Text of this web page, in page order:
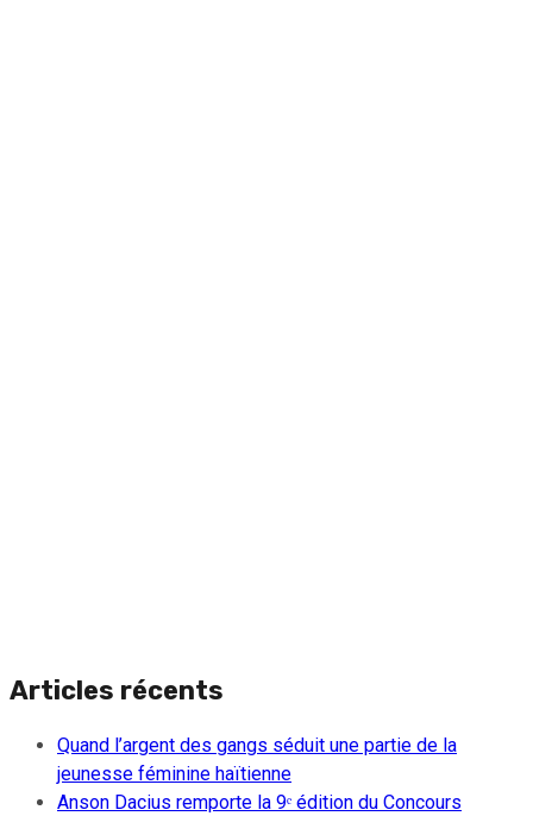
Articles récents
Quand l’argent des gangs séduit une partie de la
jeunesse féminine haïtienne
Anson Dacius remporte la 9ᵉ édition du Concours